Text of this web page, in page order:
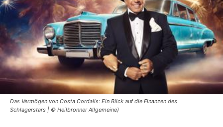
Das Vermögen von Costa Cordalis: Ein Blick auf die Finanzen des
Schlagerstars | © Heilbronner Allgemeine)